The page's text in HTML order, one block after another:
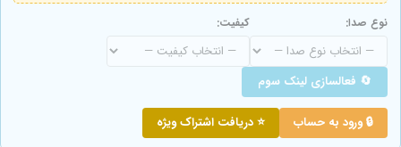
نوع صدا: کیفیت:
🔄 فعالسازی لینک سوم
🔒 ورود به حساب ⭐ دریافت اشتراک ویژه